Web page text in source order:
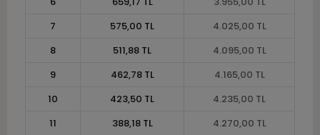
7
575,00 TL
4.025,00 TL
8
511,88 TL
4.095,00 TL
9
462,78 TL
4.165,00 TL
10
423,50 TL
4.235,00 TL
11
388,18 TL
4.270,00 TL